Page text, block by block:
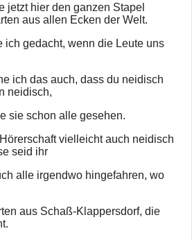
jetzt hier den ganzen Stapel
aus allen Ecken der Welt.
ich gedacht, wenn die Leute uns
ich das auch, dass du neidisch
neidisch,
sie schon alle gesehen.
vielleicht auch neidisch
seid ihr
alle irgendwo hingefahren, wo
aus Schaß-Klappersdorf, die